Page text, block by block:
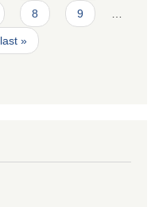
8 9
last »